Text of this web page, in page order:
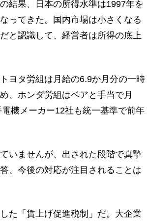
結果、日本の所得水準は1997年を
ってきた。国内市場は小さくなる
と認識して、経営者は所得の底上
ヨタ労組は月給の6.9か月分の一時
、ホンダ労組はベアと手当で月
機メーカー12社も統一基準で前年
いませんが、出された段階で真摯
、今後の対応が注目されることは
た「賃上げ促進税制」だ。大企業